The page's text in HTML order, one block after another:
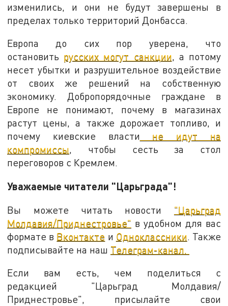
изменились, и они не будут завершены в
пределах только территорий Донбасса.
Европа до сих пор уверена, что
остановить русских могут санкции, а потому
несет убытки и разрушительное воздействие
от своих же решений на собственную
экономику. Добропорядочные граждане в
Европе не понимают, почему в магазинах
растут цены, а также дорожает топливо, и
почему киевские власти не идут на
компромиссы, чтобы сесть за стол
переговоров с Кремлем.
Уважаемые читатели "Царьграда"!
Вы можете читать новости "Царьград
Молдавия/Приднестровье" в удобном для вас
формате в Вконтакте и Одноклассники. Также
подписывайте на наш Телеграм-канал.
Если вам есть, чем поделиться с
редакцией "Царьград Молдавия/
Приднестровье", присылайте свои